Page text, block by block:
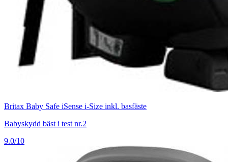
Britax Baby Safe iSense i-Size inkl. basfäste
Babyskydd bäst i test nr.2
9.0/10